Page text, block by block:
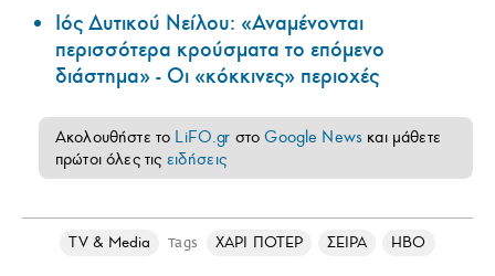
Ιός Δυτικού Νείλου: «Αναμένονται
περισσότερα κρούσματα το επόμενο
διάστημα» - Οι «κόκκινες» περιοχές
Ακολουθήστε το LiFO.gr στοGoogle News και μάθετε
πρώτοι όλες τις ειδήσεις
TV & Media Tags ΧΑΡΙ ΠΟΤΕΡ ΣΕΙΡΑ HBO